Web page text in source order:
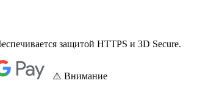
защитой HTTPS и 3D Secure.
⚠️ Внимание